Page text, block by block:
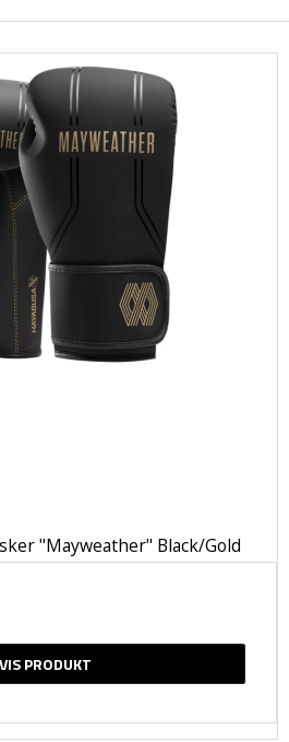
"Mayweather" Black/Gold
VIS PRODUKT